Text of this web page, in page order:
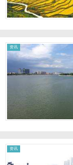
资讯
资讯